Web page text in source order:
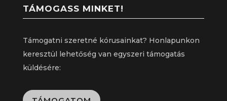
TÁMOGASS MINKET!
Támogatni szeretné kórusainkat? Honlapunkon
keresztül lehetőség van egyszeri támogatás
küldésére: